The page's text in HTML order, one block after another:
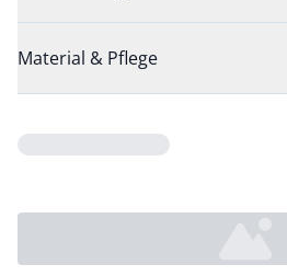
Material & Pflege